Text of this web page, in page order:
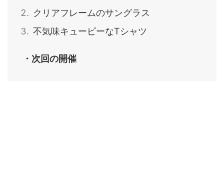
クリアフレームのサングラス
不気味キューピーなTシャツ
・次回の開催